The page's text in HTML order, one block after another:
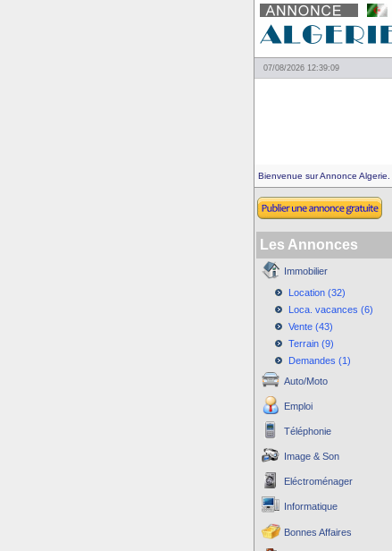
07/08/2026 12:39:09
Bienvenue sur Annonce Algerie.
Les Annonces
Immobilier
Location (32)
Loca. vacances (6)
Vente (43)
Terrain (9)
Demandes (1)
Auto/Moto
Emploi
Téléphonie
Image & Son
Eléctroménager
Informatique
Bonnes Affaires